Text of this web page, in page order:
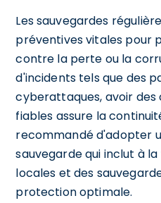
Les sauvegardes
préventives vitales pour
contre la perte ou la
d'incidents tels que des
cyberattaques, avoir des
fiables assure la
recommandé d'adopter
sauvegarde qui inclut à
locales et des
protection optimale.